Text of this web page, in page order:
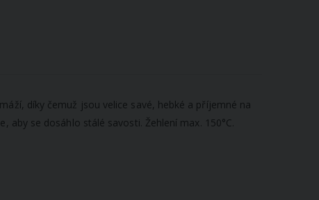
díky čemuž jsou velice savé, hebké a příjemné na
aby se dosáhlo stálé savosti. Žehlení max. 150°C.